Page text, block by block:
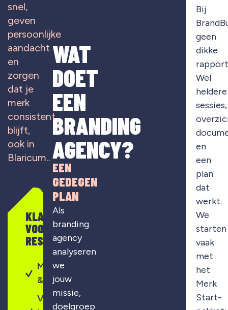
snel,
geven
persoonlijke
aandacht
en
zorgen
dat je
merk
consistent
blijft,
ook in
Blaricum..
KLAAR
VOOR
RESULTAAT?
Merkontwikkeling
& strategie
Visuele
WAT
DOET
EEN
BRANDING
AGENCY?
EEN
GEDEGEN
PLAN
Als
branding
agency
analyseren
we
jouw
missie,
doelgroep
Bij
geen
dikke
Wel
heldere
sessies,
en
een
plan
dat
werkt.
We
starten
vaak
met
het
Merk
Start-